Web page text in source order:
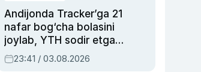
Andijonda Tracker’ga 21
nafar bog‘cha bolasini
joylab, YTH sodir etgan
ayolga sud hukmi o‘qildi
23:41 / 03.08.2026